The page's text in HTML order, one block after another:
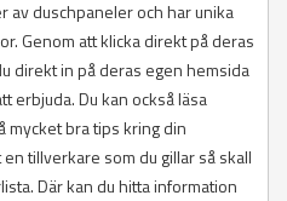
av duschpaneler och har unika
Genom att klicka direkt på deras
direkt in på deras egen hemsida
erbjuda. Du kan också läsa
mycket bra tips kring din
tillverkare som du gillar så skall
Där kan du hitta information